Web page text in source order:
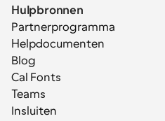
Hulpbronnen
Partnerprogramma
Helpdocumenten
Blog
Cal Fonts
Teams
Insluiten